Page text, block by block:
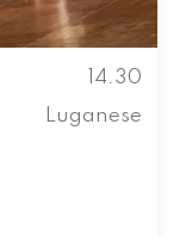
14.30
Luganese